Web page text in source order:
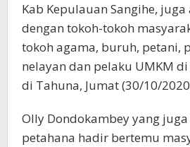
Kab Kepulauan Sangihe,
dengan tokoh-tokoh
tokoh agama, buruh, petani,
nelayan dan pelaku UMKM
di Tahuna, Jumat (30/10/
Olly Dondokambey yang
petahana hadir bertemu